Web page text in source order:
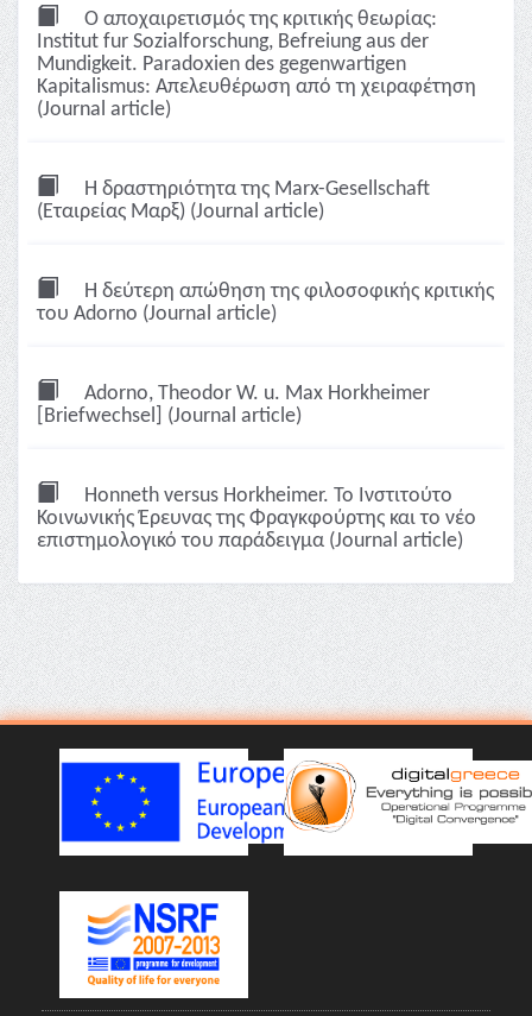
Ο αποχαιρετισμός της κριτικής θεωρίας:
Institut fur Sozialforschung, Befreiung aus der
Mundigkeit. Paradoxien des gegenwartigen
Kapitalismus: Απελευθέρωση από τη χειραφέτηση
(Journal article)
Η δραστηριότητα της Marx-Gesellschaft
(Εταιρείας Μαρξ) (Journal article)
Η δεύτερη απώθηση της φιλοσοφικής κριτικής
του Adorno (Journal article)
Adorno, Theodor W. u. Max Horkheimer
[Briefwechsel] (Journal article)
Honneth versus Horkheimer. Το Ινστιτούτο
Κοινωνικής Έρευνας της Φραγκφούρτης και το νέο
επιστημολογικό του παράδειγμα (Journal article)